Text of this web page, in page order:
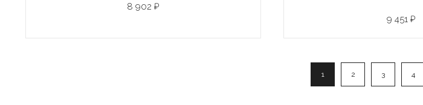
8 902 ₽
9 451 ₽
1 2 3 4